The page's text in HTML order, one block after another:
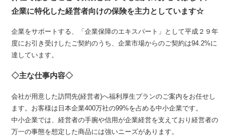
企業に特化した経営者向けの保険を主力としています☆
企業をサポートする、「企業保障のエキスパート」として平成２９年
度にお引き受けしたご契約のうち、企業市場からのご契約は94.2%に
達しています。
◇主な仕事内容◇
会社が用意した訪問先(経営者)へ福利厚生プランのご案内をお任せし
ます。お客様は日本企業400万社の99%を占める中小企業です。
中小企業では、経営者の手腕や信用が企業経営を支えており経営者の
万一の事態を想定した商品には強いニーズがあります。